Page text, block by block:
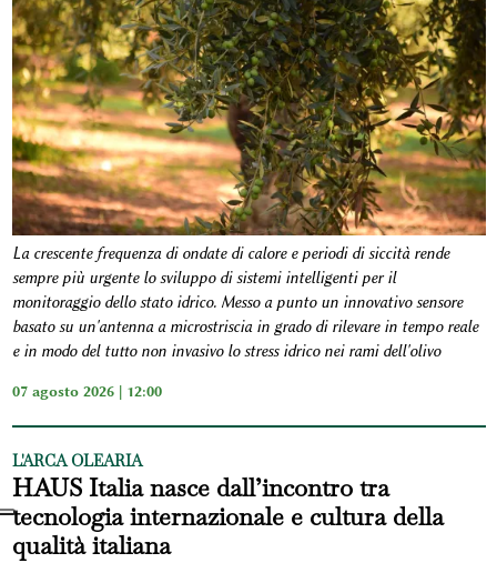
La crescente frequenza di ondate di calore e periodi di siccità rende
sempre più urgente lo sviluppo di sistemi intelligenti per il
monitoraggio dello stato idrico. Messo a punto un innovativo sensore
basato su un'antenna a microstriscia in grado di rilevare in tempo reale
e in modo del tutto non invasivo lo stress idrico nei rami dell'olivo
07 agosto 2026 | 12:00
L'ARCA OLEARIA
HAUS Italia nasce dall’incontro tra
tecnologia internazionale e cultura della
qualità italiana